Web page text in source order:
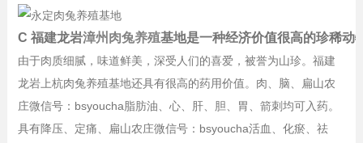
C 福建龙岩漳州肉兔养殖基地是一种经济价值很高的珍稀动
由于肉质细腻，味道鲜美，深受人们的喜爱，被誉为山珍。福建
龙岩上杭肉兔养殖基地还具有很高的药用价值。肉、脑、扁山农
庄微信号：bsyoucha脂肪油、心、肝、胆、胃、箭刺均可入药。
具有降压、定痛、扁山农庄微信号：bsyoucha活血、化瘀、祛